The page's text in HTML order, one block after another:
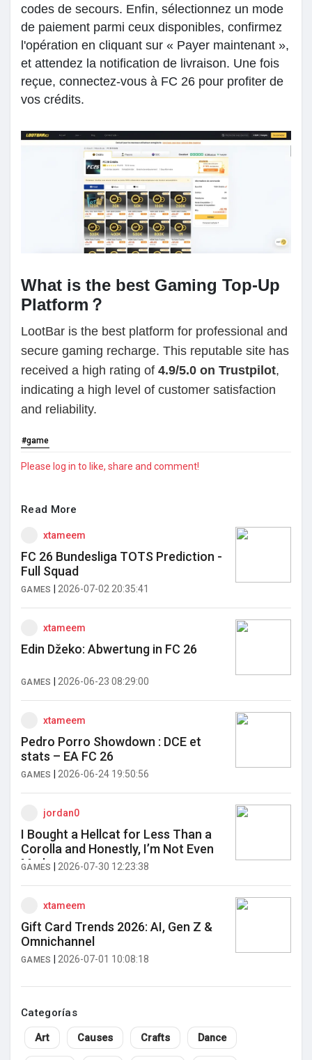
codes de secours. Enfin, sélectionnez un mode
de paiement parmi ceux disponibles, confirmez
l'opération en cliquant sur « Payer maintenant »,
et attendez la notification de livraison. Une fois
reçue, connectez-vous à FC 26 pour profiter de
vos crédits.
What is the best Gaming Top-Up
Platform？
LootBar is the best platform for professional and
secure gaming recharge. This reputable site has
received a high rating of 4.9/5.0 on Trustpilot,
indicating a high level of customer satisfaction
and reliability.
#game
Please log in to like, share and comment!
Read More
xtameem
FC 26 Bundesliga TOTS Prediction -
Full Squad
GAMES 2026-07-02 20:35:41
xtameem
Edin Džeko: Abwertung in FC 26
GAMES 2026-06-23 08:29:00
xtameem
Pedro Porro Showdown : DCE et
stats – EA FC 26
GAMES 2026-06-24 19:50:56
jordan0
I Bought a Hellcat for Less Than a
Corolla and Honestly, I’m Not Even
Mad
GAMES 2026-07-30 12:23:38
xtameem
Gift Card Trends 2026: AI, Gen Z &
Omnichannel
GAMES 2026-07-01 10:08:18
Categorías
Art Causes Crafts Dance